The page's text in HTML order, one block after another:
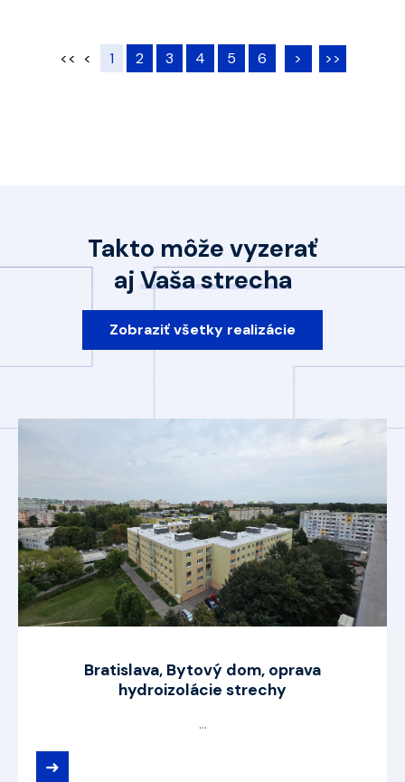
<< < 1 2 3 4 5 6 > >>
Takto môže vyzerať
aj Vaša strecha
Zobraziť všetky realizácie
Bratislava, Bytový dom, oprava
hydroizolácie strechy
...
➜